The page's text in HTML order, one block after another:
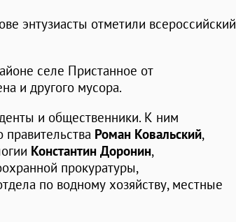
энтузиасты отметили всероссийский
селе Пристанное от
и другого мусора.
и общественники. К ним
Роман Ковальский,
Константин Доронин,
прокуратуры,
по водному хозяйству, местные